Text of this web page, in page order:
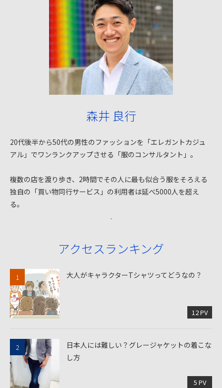
森井 良行
20代後半から50代の男性のファッションを「エレガントカジュ
アル」でワンランクアップさせる「服のコンサルタント」。
複数の店を渡り歩き、2時間でその人に最も似合う服をそろえる
独自の「買い物同行サービス」の利用者は延べ5000人を超え
る。
.
アクセスランキング
大人がキャラクターTシャツってどうなの？
12 PV
日本人には難しい？グレージャケットの着こな
し方
5 PV